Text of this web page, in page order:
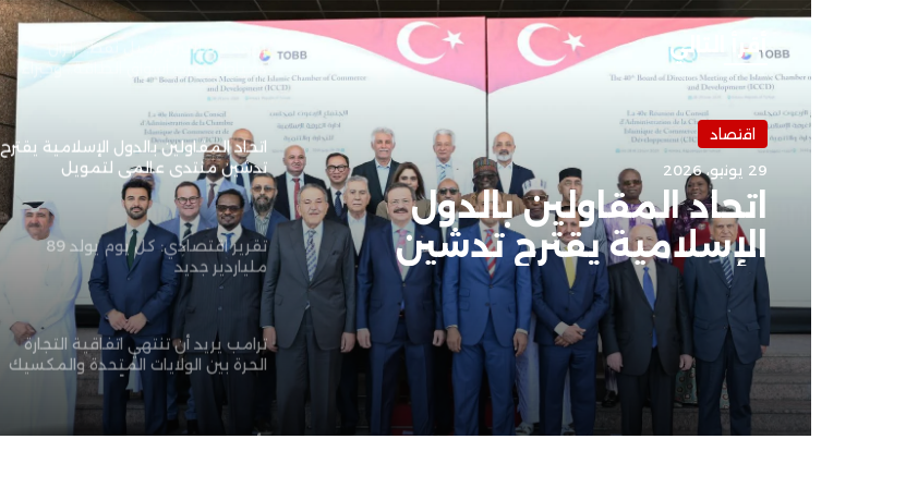
أقرأ التالي
اقتصاد
29 يونيو، 2026
اتحاد المقاولين بالدول
الإسلامية يقترح تدشين
منتدى عالمي لتمويل
مشروعات إعادة الإعمار
اقتصاد
19 يونيو، 2026
تقرير اقتصادي: كل يوم يولد
89 ملياردير جديد
اتحاد المقاولين بالدول الإسلامية يقترح
تدشين منتدى عالمي لتمويل
مشروعات إعادة الإعمار
تقرير اقتصادي: كل يوم يولد 89
ملياردير جديد
ترامب يريد أن تنتهي اتفاقية التجارة
الحرة بين الولايات المتحدة والمكسيك
وكندا (CUSMA) “فوراً”.
تأكيد حكومي: زيادة مرتقبة في
الحسابات المصرفية للكنديين تزامناً مع
إطلاق “خصم البقالة” الجديد
كارني يعلن عن إنشاء أول صندوق ثروة